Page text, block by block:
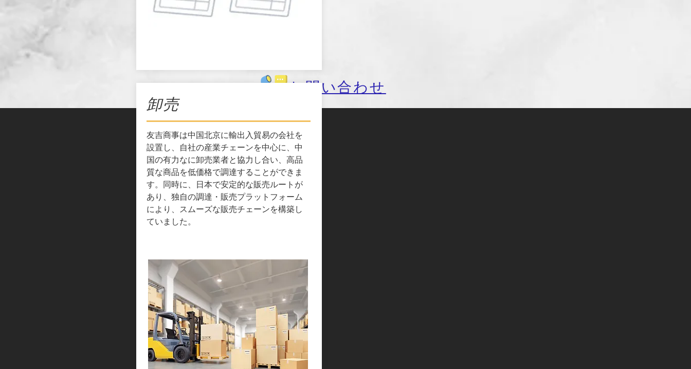
お問い合わせ
卸売
友吉商事は中国北京に輸出入貿易の会社を
設置し、自社の産業チェーンを中心に、中
国の有力なに卸売業者と協力し合い、高品
質な商品を低価格で調達することができま
す。同時に、日本で安定的な販売ルートが
あり、独自の調達・販売プラットフォーム
により、スムーズな販売チェーンを構築し
ていました。